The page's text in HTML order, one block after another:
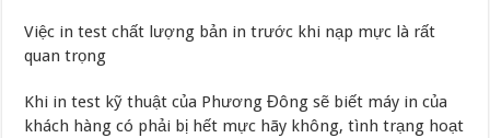
Việc in test chất lượng bản in trước khi nạp mực là rất
quan trọng
Khi in test kỹ thuật của Phương Đông sẽ biết máy in của
khách hàng có phải bị hết mực hãy không, tình trạng hoạt